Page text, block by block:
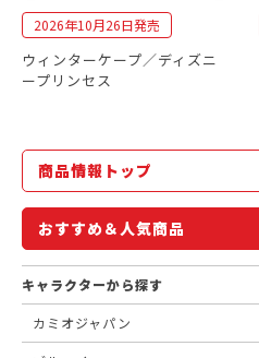
2026年10月26日発売
ウィンターケープ／ディズニ
ープリンセス
商品情報トップ
おすすめ＆人気商品
キャラクターから探す
カミオジャパン